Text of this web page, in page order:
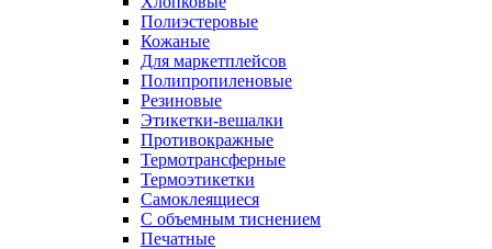
Полиэстеровые
Кожаные
Для маркетплейсов
Полипропиленовые
Резиновые
Этикетки-вешалки
Противокражные
Термотрансферные
Термоэтикетки
Самоклеящиеся
С объемным тиснением
Печатные